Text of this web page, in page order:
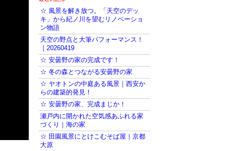
☆ 風景を解き放つ。「天空のデッ
キ」から紀ノ川を望むリノベーショ
ン物語
天空の野点と大筆パフォーマンス！
｜20260419
☆ 安曇野の家の完成です！
☆ 冬の森とつながる安曇野の家
☆ ヤオトンの中庭ある風景｜西安か
らの建築的発見！
☆ 安曇野の家、完成まじか！
瀬戸内に開かれた空気感あふれる家
づくり｜海の家
☆ 田園風景にとけこむそば屋｜京都
大原